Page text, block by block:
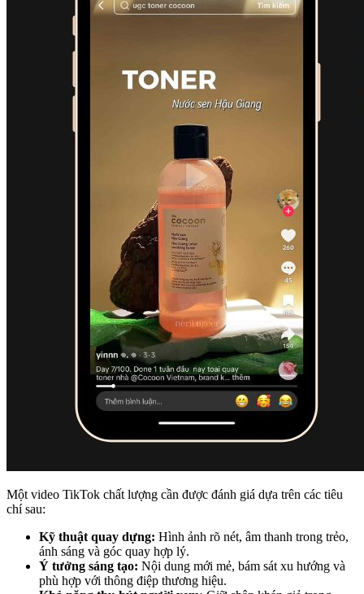
Một video TikTok chất lượng cần được đánh giá dựa trên các tiêu
chí sau:
Kỹ thuật quay dựng: Hình ảnh rõ nét, âm thanh trong trẻo,
ánh sáng và góc quay hợp lý.
Ý tưởng sáng tạo: Nội dung mới mẻ, bám sát xu hướng và
phù hợp với thông điệp thương hiệu.